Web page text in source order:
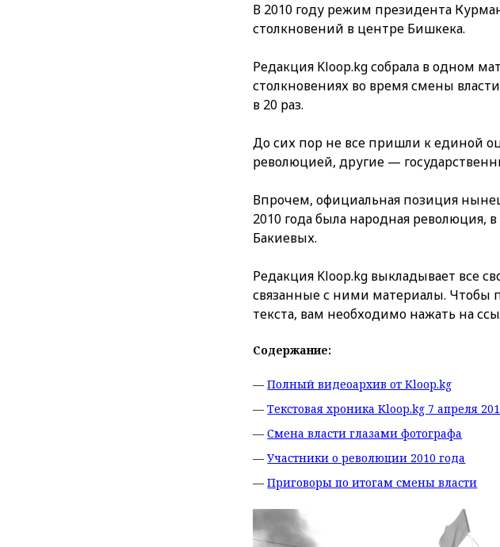
В 2010 году режим президента
столкновений в центре Бишкека.
Редакция Kloop.kg собрала в одном
столкновениях во время смены
в 20 раз.
До сих пор не все пришли к единой
революцией, другие —
Впрочем, официальная позиция
2010 года была народная революция,
Бакиевых.
Редакция Kloop.kg выкладывает все
связанные с ними материалы. Чтобы
текста, вам необходимо нажать на
Содержание:
—Полный видеоархив от Kloop.kg
—Текстовая хроника Kloop.kg 7 апреля
—Смена власти глазами фотографа
—Участники о революции 2010 года
—Приговоры по итогам смены власти